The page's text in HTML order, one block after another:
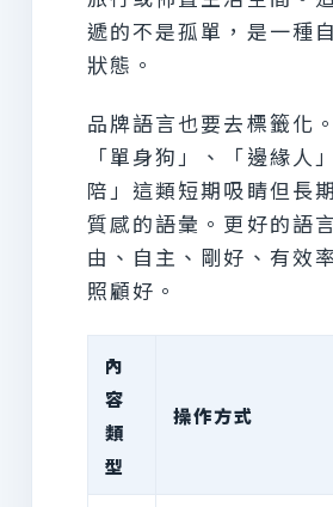
遞的不是孤單，是一種
狀態。
品牌語言也要去標籤化
「單身狗」、「邊緣人
陪」這類短期吸睛但長
質感的語彙。更好的語
由、自主、剛好、有效
照顧好。
內
容
類
型
操作方式